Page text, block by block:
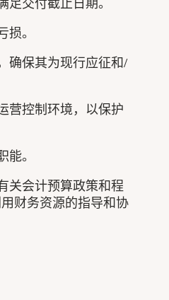
足交付截止日期。
损。
确保其为现行应征和/
营控制环境，以保护
能。
关会计预算政策和程
财务资源的指导和协